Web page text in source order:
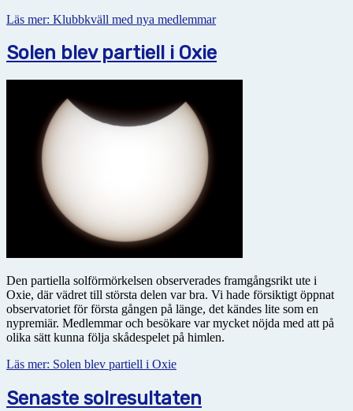
Läs mer: Klubbkväll med nya medlemmar
Solen blev partiell i Oxie
Den partiella solförmörkelsen observerades framgångsrikt ute i
Oxie, där vädret till största delen var bra. Vi hade försiktigt öppnat
observatoriet för första gången på länge, det kändes lite som en
nypremiär. Medlemmar och besökare var mycket nöjda med att på
olika sätt kunna följa skådespelet på himlen.
Läs mer: Solen blev partiell i Oxie
Senaste solresultaten